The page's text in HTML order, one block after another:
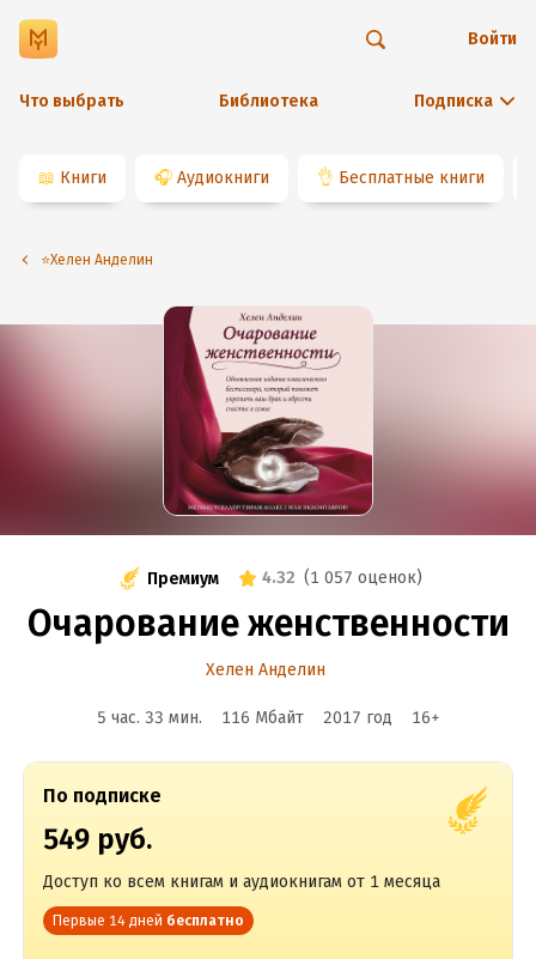
Что выбрать Библиотека Подписка
Войти
📖 Книги 🎧 Аудиокниги 👌 Бесплатные книги
⭐️Хелен Анделин
Премиум 4.32 (1 057 оценок)
Очарование женственности
Хелен Анделин
5 час. 33 мин. 116 Мбайт 2017 год 16+
По подписке
549 руб.
Доступ ко всем книгам и аудиокнигам от 1 месяца
Первые 14 дней бесплатно